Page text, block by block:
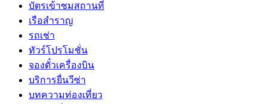
บัตรเข้าชมสถานที่
เรือสำราญ
รถเช่า
ทัวร์โปรโมชั่น
จองตั๋วเครื่องบิน
บริการยื่นวีซ่า
บทความท่องเที่ยว